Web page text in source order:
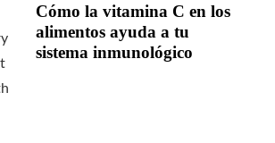
Cómo la vitamina C en los
alimentos ayuda a tu
sistema inmunológico